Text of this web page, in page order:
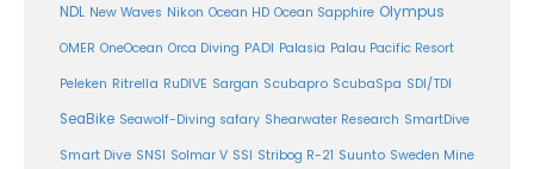
NDL New Waves Nikon Ocean HD Ocean Sapphire Olympus
OMER OneOcean Orca Diving PADI Palasia Palau Pacific Resort
Peleken Ritrella RuDIVE Sargan Scubapro ScubaSpa SDI/TDI
SeaBike Seawolf-Diving safary Shearwater Research SmartDive
Smart Dive SNSI Solmar V SSI Stribog R-21 Suunto Sweden Mine